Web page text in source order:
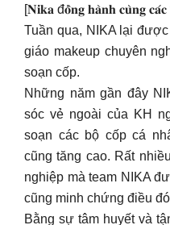
sóc vẻ ngoài của KH
soạn các bộ cốp cá
cũng tăng cao. Rất
nghiệp mà team NIKA
cũng minh chứng điều
Bằng sự tâm huyết và
luôn cùng tạo nên
nghiệp mang tới vẻ đẹp
Ghé 62 Trần Tống hoặc
tư vấn, NIKA sẵn sàng
những sản phẩm chất